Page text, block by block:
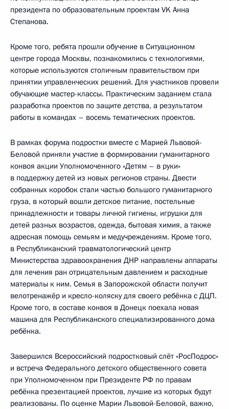
президента по образовательным проектам VK Анна
Степанова.
Кроме того, ребята прошли обучение в Ситуационном
центре города Москвы, познакомились с технологиями,
которые используются столичным правительством при
принятии управленческих решений. Для участников провели
обучающие мастер-классы. Практическим заданием стала
разработка проектов по защите детства, а результатом
работы в командах – восемь тематических проектов.
В рамках форума подростки вместе с Марией Львовой-
Беловой приняли участие в формировании гуманитарного
конвоя акции Уполномоченного «Детям – в руки»
в поддержку детей из новых регионов страны. Двести
собранных коробок стали частью большого гуманитарного
груза, в который вошли детское питание, постельные
принадлежности и товары личной гигиены, игрушки для
детей разных возрастов, одежда, бытовая химия, а также
адресная помощь семьям и медучреждениям. Кроме того,
в Республиканский травматологический центр
Министерства здравоохранения ДНР направлены аппараты
для лечения ран отрицательным давлением и расходные
материалы к ним. Семья в Запорожской области получит
велотренажёр и кресло-коляску для своего ребёнка с ДЦП.
Кроме того, в составе конвоя в Донецк поехала новая
машина для Республиканского специализированного дома
ребёнка.
Завершился Всероссийский подростковый слёт «РосПодрос»
и встреча Федерального детского общественного совета
при Уполномоченном при Президенте РФ по правам
ребёнка презентацией проектов, лучшие из которых будут
реализованы. По оценке Марии Львовой-Беловой, важно,